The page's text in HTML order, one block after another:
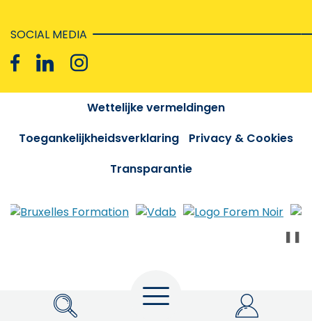
SOCIAL MEDIA
Wettelijke vermeldingen
Toegankelijkheidsverklaring
Privacy & Cookies
Transparantie
❚❚